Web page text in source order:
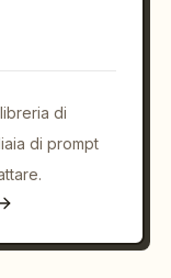
di
di prompt